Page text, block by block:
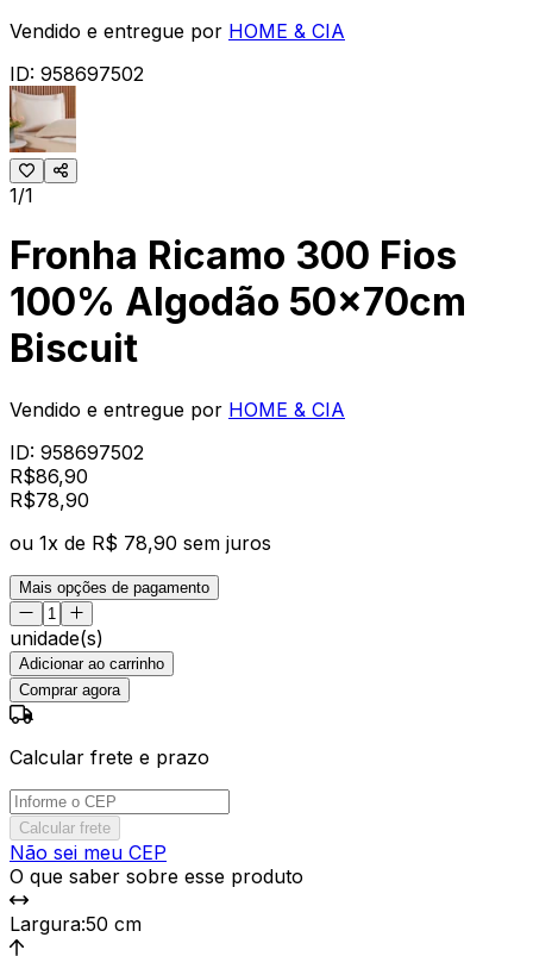
Vendido e entregue por HOME & CIA
ID: 958697502
1/1
Fronha Ricamo 300 Fios
100% Algodão 50x70cm
Biscuit
Vendido e entregue por HOME & CIA
ID: 958697502
R$86,90
R$78,90
ou 1x de R$ 78,90 sem juros
Mais opções de pagamento
unidade(s)
Adicionar ao carrinho
Comprar agora
Calcular frete e prazo
Calcular frete
Não sei meu CEP
O que saber sobre esse produto
Largura:50 cm